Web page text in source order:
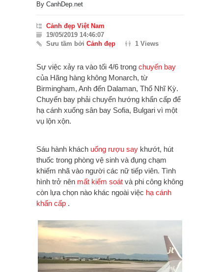
By CanhDep.net
Cảnh đẹp Việt Nam
19/05/2019 14:46:07
Sưu tầm bởi Cảnh đẹp 1 Views
Sự việc xảy ra vào tối 4/6 trong chuyến bay
của Hãng hàng không Monarch, từ
Birmingham, Anh đến Dalaman, Thổ Nhĩ Kỳ.
Chuyến bay phải chuyển hướng khẩn cấp để
hạ cánh xuống sân bay Sofia, Bulgari vì một
vụ lộn xộn.
Sáu hành khách uống rượu say khướt, hút
thuốc trong phòng vệ sinh và đụng chạm
khiếm nhã vào người các nữ tiếp viên. Tình
hình trở nên mất kiểm soát và phi công không
còn lựa chọn nào khác ngoài việc hạ cánh
khẩn cấp .